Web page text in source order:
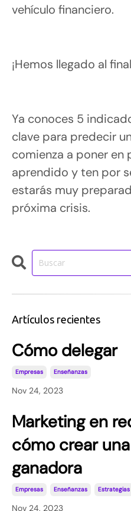
vehículo financiero.
¡Hemos llegado al
Ya conoces 5
clave para predecir
comienza a poner en
aprendido y ten por
estarás muy
próxima crisis.
Artículos recientes
Cómo delegar
Empresas Enseñanzas
Nov 24, 2023
Marketing en
cómo crear
ganadora
Empresas Enseñanzas Estrategias
Nov 24, 2023